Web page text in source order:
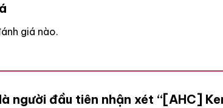
giá nào.
người đầu tiên nhận xét “[AHC]